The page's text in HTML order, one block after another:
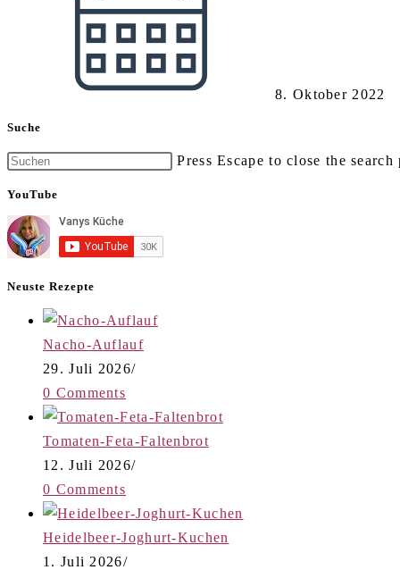
8. Oktober 2022
Suche
Press Escape to close the search
YouTube
Neuste Rezepte
Nacho-Auflauf
29. Juli 2026/
0 Comments
Tomaten-Feta-Faltenbrot
12. Juli 2026/
0 Comments
Heidelbeer-Joghurt-Kuchen
1. Juli 2026/